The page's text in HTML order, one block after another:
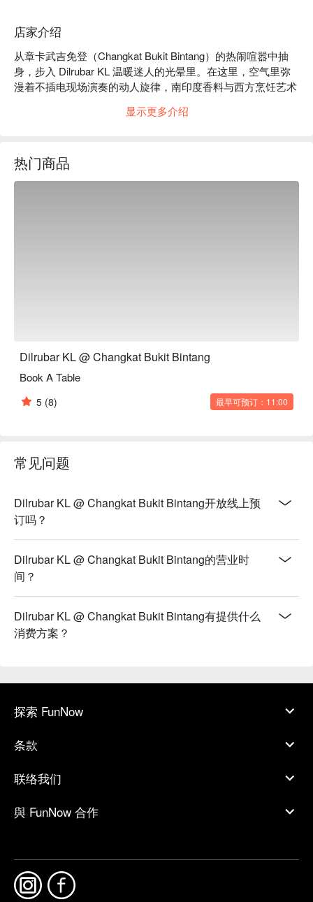
店家介绍
从章卡武吉免登（Changkat Bukit Bintang）的热闹喧嚣中抽
身，步入 Dilrubar KL 温暖迷人的光晕里。在这里，空气里弥
漫着不插电现场演奏的动人旋律，南印度香料与西方烹饪艺术
适的沙发座椅到艺术品般精致的摆盘，每个细节都邀请您在此
无论您是来享用一顿简便的晚餐，还是想在此流连整晚，以下
适合浪漫约会、与朋友们的热闹相聚，或是一次犒劳自己的精
致独享时光。
显示更多介绍
热门商品
Dilrubar KL @ Changkat Bukit Bintang
Book A Table
5 (8) 最早可预订：11:00
常见问题
Dilrubar KL @ Changkat Bukit Bintang开放线上预
订吗？
Dilrubar KL @ Changkat Bukit Bintang的营业时
间？
Dilrubar KL @ Changkat Bukit Bintang有提供什么
消费方案？
探索 FunNow
条款
联络我们
與 FunNow 合作